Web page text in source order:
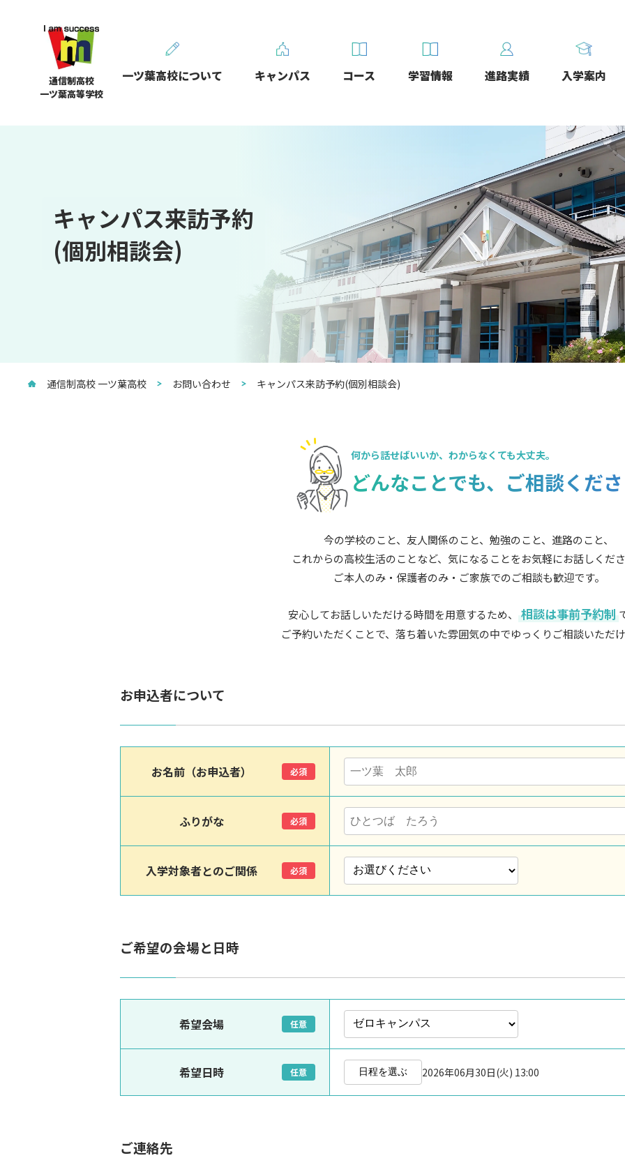
通信制高校
一ツ葉高等学校
一ツ葉高校について キャンパス コース 学習情報 進路実績 入学案内
キャンパス来訪予約
(個別相談会)
通信制高校 一ツ葉高校 お問い合わせ キャンパス来訪予約(個別相談会)
何から話せばいいか、 わからなくても大丈夫。
どんなことでも、 ご相談くだ
今の学校のこと、友人関係のこと、勉強のこと、進路のこと、
これからの高校生活のことなど、気になることをお気軽にお話しくだ
ご本人のみ・保護者のみ・ご家族でのご相談も歓迎です。
安心してお話しいただける時間を用意するため、 相談は事前予約制
ご予約いただくことで、落ち着いた雰囲気の中でゆっくりご相談いただ
お申込者について
お名前（お申込者） 必須
ふりがな 必須
入学対象者とのご関係 必須
ご希望の会場と日時
希望会場 任意
希望日時 任意 日程を選ぶ 2026年06月30日(火) 13:00
ご連絡先